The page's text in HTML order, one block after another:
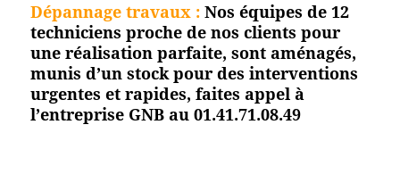
Dépannage travaux : Nos équipes de 12
techniciens proche de nos clients pour
une réalisation parfaite, sont aménagés,
munis d’un stock pour des interventions
urgentes et rapides, faites appel à
l’entreprise GNB au 01.41.71.08.49